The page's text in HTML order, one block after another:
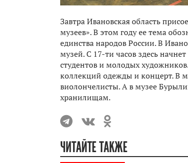
Завтра Ивановская область
музеев». В этом году ее тема
единства народов России. В
музей. С 17-ти часов здесь
студентов и молодых
коллекций одежды и концерт. В
виолончелисты. А в музее
хранилищам.
ЧИТАЙТЕ ТАКЖЕ